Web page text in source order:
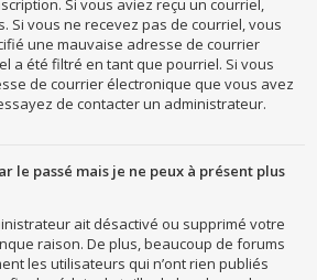
Si vous aviez reçu un courriel,
Si vous ne recevez pas de courriel, vous
une mauvaise adresse de courrier
a été filtré en tant que pourriel. Si vous
de courrier électronique que vous avez
de contacter un administrateur.
le passé mais je ne peux à présent plus
ait désactivé ou supprimé votre
raison. De plus, beaucoup de forums
les utilisateurs qui n’ont rien publiés